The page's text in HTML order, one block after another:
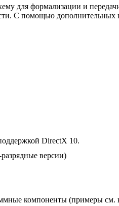
для формализации и
С помощью
DirectX 10.
версии)
компоненты (примеры см.